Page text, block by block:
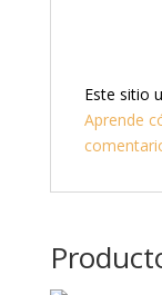
Este sitio
Aprende